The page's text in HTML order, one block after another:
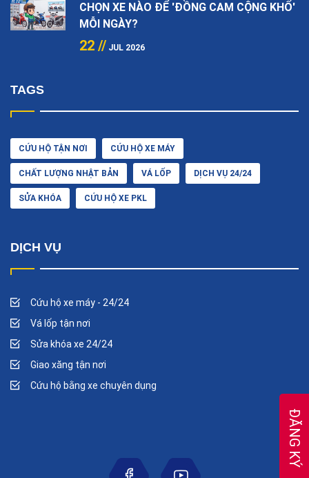
ĐĂNG KÝ
CHỌN XE NÀO ĐỂ 'ĐỒNG CAM CỘNG KHỔ'
MỖI NGÀY?
22 // JUL 2026
TAGS
CỨU HỘ TẬN NƠI CỨU HỘ XE MÁY
CHẤT LƯỢNG NHẬT BẢN VÁ LỐP DỊCH VỤ 24/24
SỬA KHÓA CỨU HỘ XE PKL
DỊCH VỤ
Cứu hộ xe máy - 24/24
Vá lốp tận nơi
Sửa khóa xe 24/24
Giao xăng tận nơi
Cứu hộ bằng xe chuyên dụng